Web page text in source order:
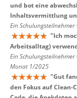
und bot eine
Inhaltsvermittlung
Ein Schulungsteilnehmer
"Ich
Arbeitsalltag)
Ein
Monat 1/2025
"Gut
den Fokus auf Clean-